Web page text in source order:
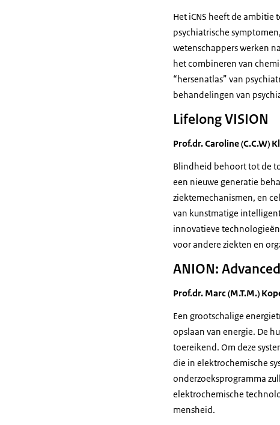
Het iCNS heeft de
psychiatrische
wetenschappers werken
het combineren van
“hersenatlas” van
behandelingen van
Lifelong VISION
Prof.dr. Caroline (C.C.W)
Blindheid behoort tot de
een nieuwe generatie
ziektemechanismen, en
van kunstmatige
innovatieve
voor andere ziekten en
ANION:
Prof.dr. Marc (M.T.M.)
Een grootschalige
opslaan van energie. De
toereikend. Om deze
die in elektrochemische
onderzoeksprogramma
elektrochemische
mensheid.